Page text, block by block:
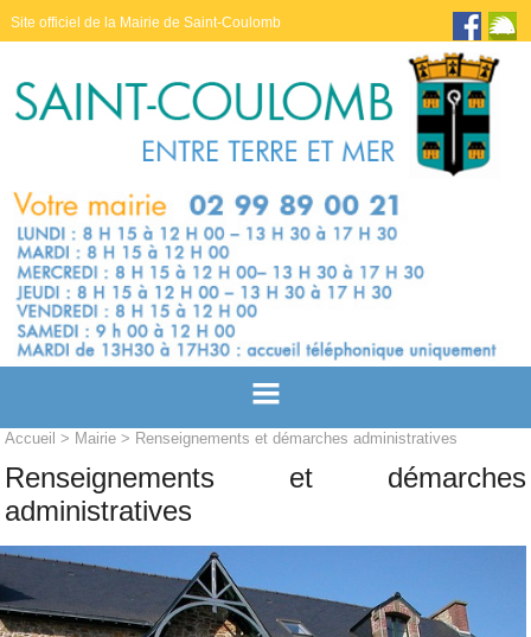
Site officiel de la Mairie de Saint-Coulomb
Accueil > Mairie > Renseignements et démarches administratives
Renseignements et démarches
administratives